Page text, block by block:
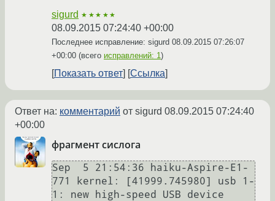
sigurd ★★★★★
08.09.2015 07:24:40 +00:00
Последнее исправление: sigurd 08.09.2015 07:26:07
+00:00 (всего исправлений: 1 )
Показать ответ Ссылка
Ответ на: комментарий от sigurd 08.09.2015 07:24:40
+00:00
фрагмент сислога
Sep  5 21:54:36 haiku-Aspire-E1-
771 kernel: [41999.745980] usb 1-
1: new high-speed USB device